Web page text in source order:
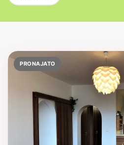
PRONAJATO